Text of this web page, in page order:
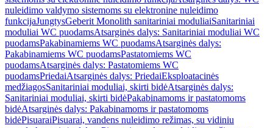
nuleidimo valdymo sistemoms su elektronine nuleidimo
funkcijaJungtysGeberit Monolith sanitariniai moduliaiSanitariniai
moduliai WC puodamsAtsarginės dalys: Sanitariniai moduliai WC
puodamsPakabinamiems WC puodamsAtsarginės dalys:
Pakabinamiems WC puodamsPastatomiems WC
puodamsAtsarginės dalys: Pastatomiems WC
puodamsPriedaiAtsarginės dalys: PriedaiEksploatacinės
medžiagosSanitariniai moduliai, skirti bidėAtsarginės dalys:
Sanitariniai moduliai, skirti bidėPakabinamoms ir pastatomoms
bidėAtsarginės dalys: Pakabinamoms ir pastatomoms
bidėPisuaraiPisuarai, vandens nuleidimo režimas, su vidiniu